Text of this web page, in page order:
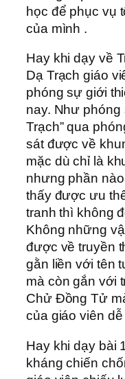
học để phục vụ
của mình .
Hay khi dạy về
Dạ Trạch giáo
phóng sự giới
nay. Như phóng
Trạch” qua
sát được về
mặc dù chỉ là
nhưng phần
thấy được ưu
tranh thì không
Không những
được về truyền
gằn liền với tên
mà còn gắn với
Chử Đồng Tử
của giáo viên
Hay khi dạy bài
kháng chiến